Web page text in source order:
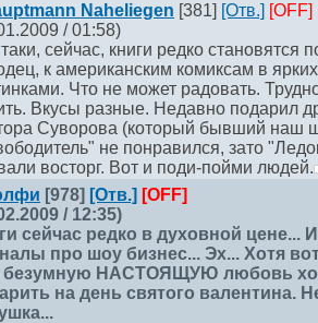
Naheliegen [381] [Отв.] [OFF]
/ 01:58)
сейчас, книги редко становятся
к американским комиксам в
Что не может радовать.
Вкусы разные. Недавно подарил
Суворова (который бывший наш
не понравился, зато
восторг. Вот и поди-пойми людей.
[978] [Отв.] [OFF]
/ 12:35)
сейчас редко в духовной
про шоу бизнес... Эх... Хотя
безумную НАСТОЯЩУЮ любовь
на день святого валентина.